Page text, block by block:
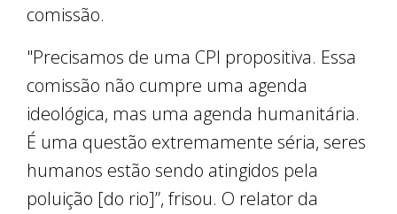
comissão.
"Precisamos de uma CPI propositiva. Essa
comissão não cumpre uma agenda
ideológica, mas uma agenda humanitária.
É uma questão extremamente séria, seres
humanos estão sendo atingidos pela
poluição [do rio]”, frisou. O relator da